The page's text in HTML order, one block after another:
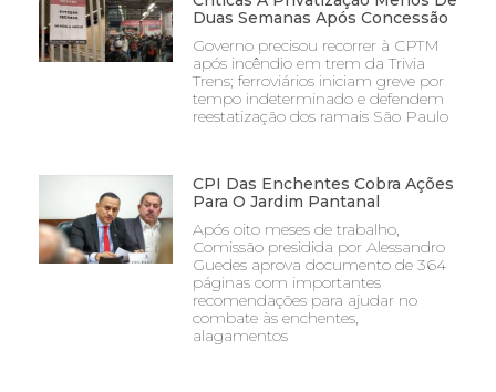
Duas Semanas Após Concessão
Governo precisou recorrer à CPTM
após incêndio em trem da Trivia
Trens; ferroviários iniciam greve por
tempo indeterminado e defendem
reestatização dos ramais São Paulo
CPI Das Enchentes Cobra Ações
Para O Jardim Pantanal
Após oito meses de trabalho,
Comissão presidida por Alessandro
Guedes aprova documento de 364
páginas com importantes
recomendações para ajudar no
combate às enchentes,
alagamentos